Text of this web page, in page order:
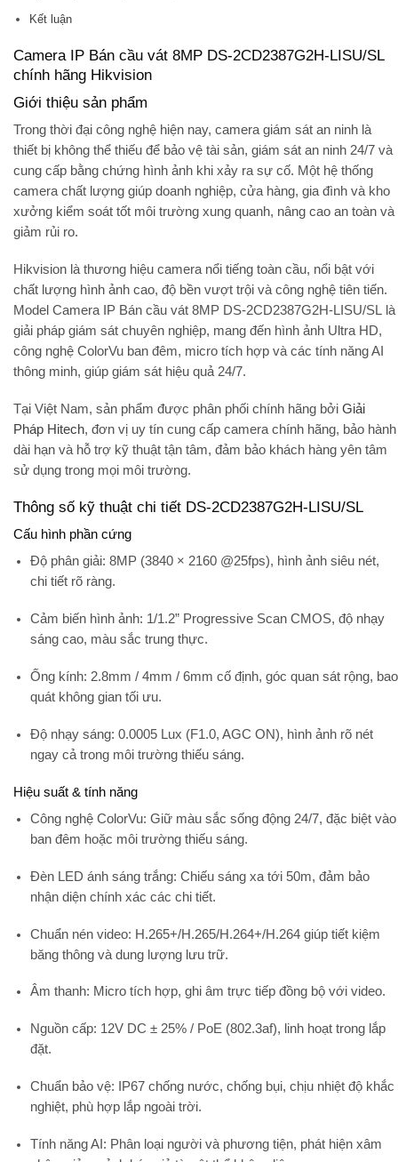
Kết luận
Camera IP Bán cầu vát 8MP DS-2CD2387G2H-LISU/SL
chính hãng Hikvision
Giới thiệu sản phẩm
Trong thời đại công nghệ hiện nay, camera giám sát an ninh là
thiết bị không thể thiếu để bảo vệ tài sản, giám sát an ninh 24/7 và
cung cấp bằng chứng hình ảnh khi xảy ra sự cố. Một hệ thống
camera chất lượng giúp doanh nghiệp, cửa hàng, gia đình và kho
xưởng kiểm soát tốt môi trường xung quanh, nâng cao an toàn và
giảm rủi ro.
Hikvision là thương hiệu camera nổi tiếng toàn cầu, nổi bật với
chất lượng hình ảnh cao, độ bền vượt trội và công nghệ tiên tiến.
Model Camera IP Bán cầu vát 8MP DS-2CD2387G2H-LISU/SL là
giải pháp giám sát chuyên nghiệp, mang đến hình ảnh Ultra HD,
công nghệ ColorVu ban đêm, micro tích hợp và các tính năng AI
thông minh, giúp giám sát hiệu quả 24/7.
Tại Việt Nam, sản phẩm được phân phối chính hãng bởi Giải
Pháp Hitech, đơn vị uy tín cung cấp camera chính hãng, bảo hành
dài hạn và hỗ trợ kỹ thuật tận tâm, đảm bảo khách hàng yên tâm
sử dụng trong mọi môi trường.
Thông số kỹ thuật chi tiết DS-2CD2387G2H-LISU/SL
Cấu hình phần cứng
Độ phân giải: 8MP (3840 × 2160 @25fps), hình ảnh siêu nét,
chi tiết rõ ràng.
Cảm biến hình ảnh: 1/1.2” Progressive Scan CMOS, độ nhạy
sáng cao, màu sắc trung thực.
Ống kính: 2.8mm / 4mm / 6mm cố định, góc quan sát rộng, bao
quát không gian tối ưu.
Độ nhạy sáng: 0.0005 Lux (F1.0, AGC ON), hình ảnh rõ nét
ngay cả trong môi trường thiếu sáng.
Hiệu suất & tính năng
Công nghệ ColorVu: Giữ màu sắc sống động 24/7, đặc biệt vào
ban đêm hoặc môi trường thiếu sáng.
Đèn LED ánh sáng trắng: Chiếu sáng xa tới 50m, đảm bảo
nhận diện chính xác các chi tiết.
Chuẩn nén video: H.265+/H.265/H.264+/H.264 giúp tiết kiệm
băng thông và dung lượng lưu trữ.
Âm thanh: Micro tích hợp, ghi âm trực tiếp đồng bộ với video.
Nguồn cấp: 12V DC ± 25% / PoE (802.3af), linh hoạt trong lắp
đặt.
Chuẩn bảo vệ: IP67 chống nước, chống bụi, chịu nhiệt độ khắc
nghiệt, phù hợp lắp ngoài trời.
Tính năng AI: Phân loại người và phương tiện, phát hiện xâm